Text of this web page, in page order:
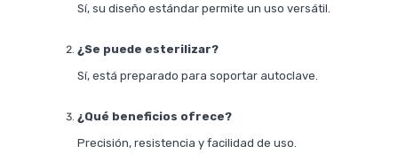
Sí, su diseño estándar permite un uso versátil.
¿Se puede esterilizar?
Sí, está preparado para soportar autoclave.
¿Qué beneficios ofrece?
Precisión, resistencia y facilidad de uso.